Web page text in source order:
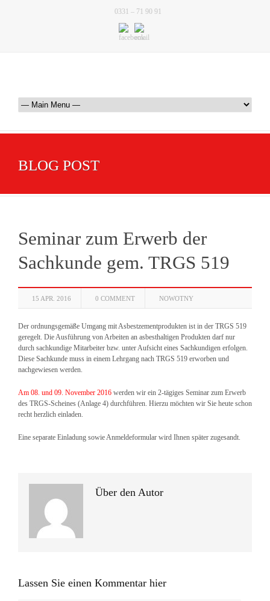
0331 – 71 90 91
BLOG POST
Seminar zum Erwerb der
Sachkunde gem. TRGS 519
15 APR. 2016 0 COMMENT NOWOTNY
Der ordnungsgemäße Umgang mit Asbestzementprodukten ist in der TRGS 519
geregelt. Die Ausführung von Arbeiten an asbesthaltigen Produkten darf nur
durch sachkundige Mitarbeiter bzw. unter Aufsicht eines Sachkundigen erfolgen.
Diese Sachkunde muss in einem Lehrgang nach TRGS 519 erworben und
nachgewiesen werden.
Am 08. und 09. November 2016 werden wir ein 2-tägiges Seminar zum Erwerb
des TRGS-Scheines (Anlage 4) durchführen. Hierzu möchten wir Sie heute schon
recht herzlich einladen.
Eine separate Einladung sowie Anmeldeformular wird Ihnen später zugesandt.
Über den Autor
Lassen Sie einen Kommentar hier